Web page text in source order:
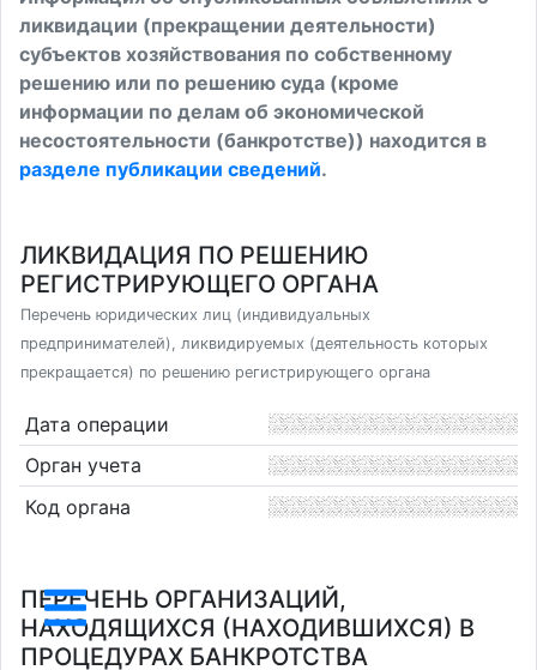
ликвидации (прекращении деятельности)
субъектов хозяйствования по собственному
решению или по решению суда (кроме
информации по делам об экономической
несостоятельности (банкротстве)) находится в
разделе публикации сведений.
ЛИКВИДАЦИЯ ПО РЕШЕНИЮ
РЕГИСТРИРУЮЩЕГО ОРГАНА
Перечень юридических лиц (индивидуальных
предпринимателей), ликвидируемых (деятельность которых
прекращается) по решению регистрирующего органа
Дата операции
Орган учета
Код органа
ПЕРЕЧЕНЬ ОРГАНИЗАЦИЙ,
НАХОДЯЩИХСЯ (НАХОДИВШИХСЯ) В
ПРОЦЕДУРАХ БАНКРОТСТВА